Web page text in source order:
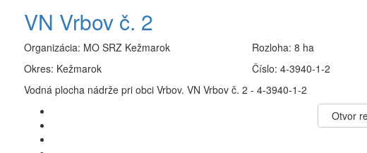
VN Vrbov č. 2
Organizácia: MO SRZ Kežmarok
Okres: Kežmarok
Rozloha:8 ha
Číslo:4-3940-1-2
Vodná plocha nádrže pri obci Vrbov. VN Vrbov č. 2 - 4-3940-1-2
Otvor